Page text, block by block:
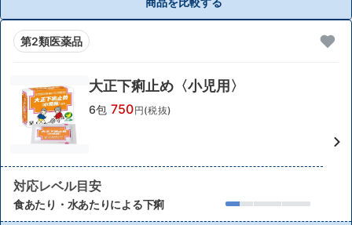
第2類医薬品
大正下痢止め〈小児用〉
6包 750円(税抜)
対応レベル目安
食あたり・水あたりによる下痢